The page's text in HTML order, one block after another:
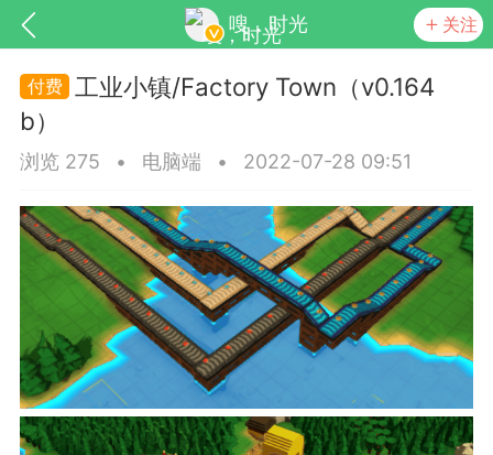
嗖，时光 关注
基于wordpress开发 你所看见
更新 商城 视频
工业小镇/Factory Town（v0.164
b）
浏览 275 • 电脑端 • 2022-07-28 09:51